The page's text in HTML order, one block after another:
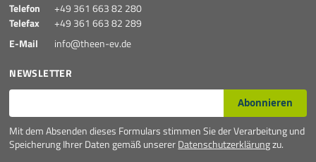
Telefon
+49 361 663 82 280
Telefax
+49 361 663 82 289
E-Mail
info@theen-ev.de
NEWSLETTER
E-Mail* Abonnieren
Mit dem Absenden dieses Formulars stimmen Sie der Verarbeitung und
Speicherung Ihrer Daten gemäß unsererDatenschutzerklärungzu.